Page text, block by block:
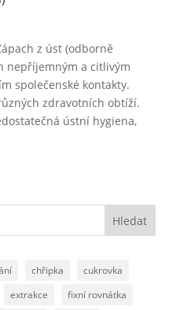
z úst (odborně
nepříjemným a citlivým
společenské kontakty.
zdravotních obtíží.
ústní hygiena,
Hledat
chřipka
cukrovka
extrakce
fixní rovnátka